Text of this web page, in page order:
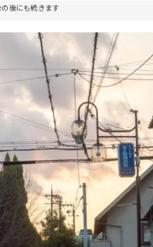
後にも続きます